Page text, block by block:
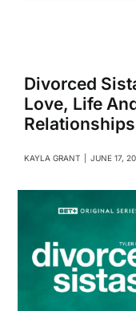
Family
Health
Lifestyle
Divorced
Love, Life
Relationships
KAYLA GRANT JUNE 17,